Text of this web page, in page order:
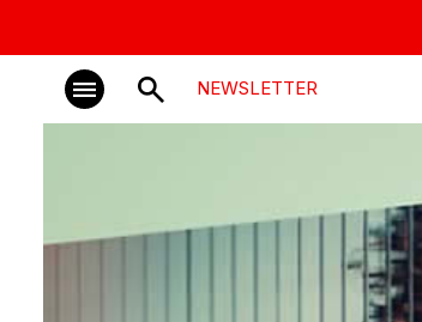
NEWSLETTER